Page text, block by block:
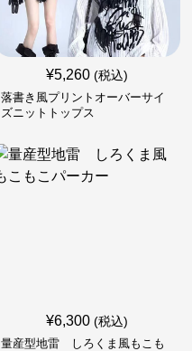
¥5,260 (税込)
落書き風プリントオーバーサイ
ズニットトップス
¥6,300 (税込)
量産型地雷 しろくま風もこも